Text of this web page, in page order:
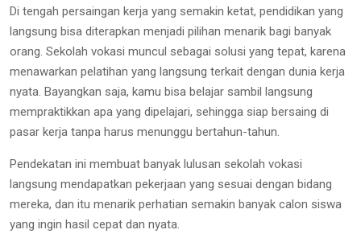
Di tengah persaingan kerja yang semakin ketat, pendidikan yang
langsung bisa diterapkan menjadi pilihan menarik bagi banyak
orang. Sekolah vokasi muncul sebagai solusi yang tepat, karena
menawarkan pelatihan yang langsung terkait dengan dunia kerja
nyata. Bayangkan saja, kamu bisa belajar sambil langsung
mempraktikkan apa yang dipelajari, sehingga siap bersaing di
pasar kerja tanpa harus menunggu bertahun-tahun.
Pendekatan ini membuat banyak lulusan sekolah vokasi
langsung mendapatkan pekerjaan yang sesuai dengan bidang
mereka, dan itu menarik perhatian semakin banyak calon siswa
yang ingin hasil cepat dan nyata.